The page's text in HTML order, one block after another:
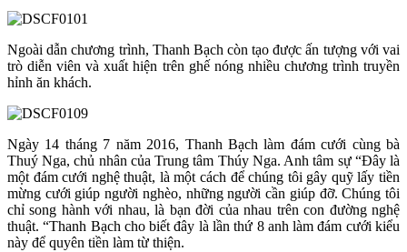
Ngoài dẫn chương trình, Thanh Bạch còn tạo được ấn tượng với vai
trò diễn viên và xuất hiện trên ghế nóng nhiều chương trình truyền
hỉnh ăn khách.
Ngày 14 tháng 7 năm 2016, Thanh Bạch làm đám cưới cùng bà
Thuý Nga, chủ nhân của Trung tâm Thúy Nga. Anh tâm sự “Đây là
một đám cưới nghệ thuật, là một cách để chúng tôi gây quỹ lấy tiền
mừng cưới giúp người nghèo, những người cần giúp đỡ. Chúng tôi
chỉ song hành với nhau, là bạn đời của nhau trên con đường nghệ
thuật. “Thanh Bạch cho biết đây là lần thứ 8 anh làm đám cưới kiểu
này để quyên tiền làm từ thiện.